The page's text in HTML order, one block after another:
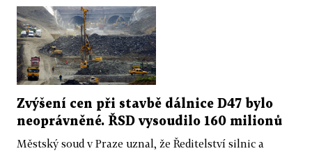
Zvýšení cen při stavbě dálnice D47 bylo
neoprávněné. ŘSD vysoudilo 160 milionů
Městský soud v Praze uznal, že Ředitelství silnic a